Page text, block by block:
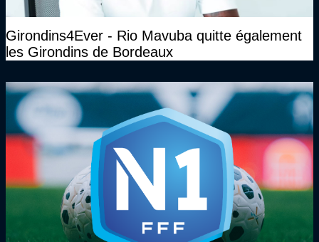
Girondins4Ever - Rio Mavuba quitte également
les Girondins de Bordeaux